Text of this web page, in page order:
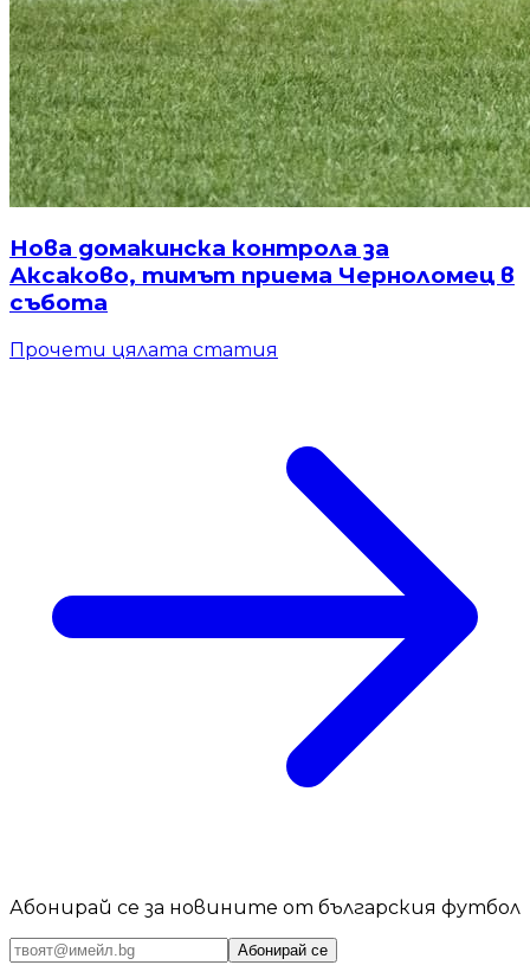
Нова домакинска контрола за
Аксаково, тимът приема Черноломец в
събота
Прочети цялата статия
Абонирай се за новините от българския футбол
Абонирай се